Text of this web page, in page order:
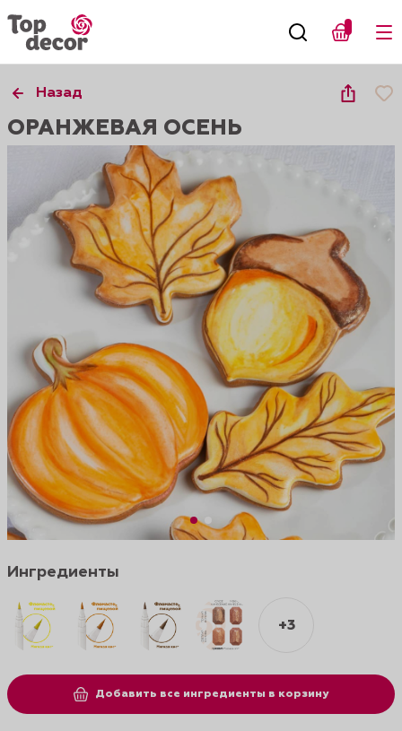
Назад
ОРАНЖЕВАЯ ОСЕНЬ
Ингредиенты
+3
Добавить все ингредиенты в корзину